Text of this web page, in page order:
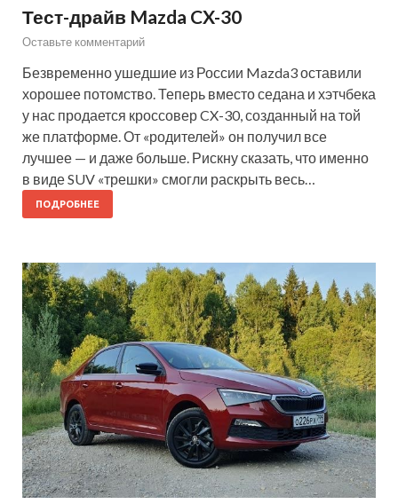
Тест-драйв Mazda CX-30
Оставьте комментарий
Безвременно ушедшие из России Mazda3 оставили
хорошее потомство. Теперь вместо седана и хэтчбека
у нас продается кроссовер CX-30, созданный на той
же платформе. От «родителей» он получил все
лучшее — и даже больше. Рискну сказать, что именно
в виде SUV «трешки» смогли раскрыть весь…
ПОДРОБНЕЕ